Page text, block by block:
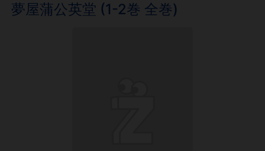
夢屋蒲公英堂 (1-2巻 全巻)